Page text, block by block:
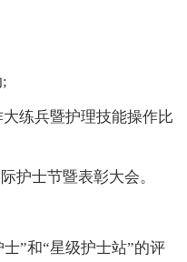
练兵暨护理技能操作比
护士节暨表彰大会。
”和“星级护士站”的评